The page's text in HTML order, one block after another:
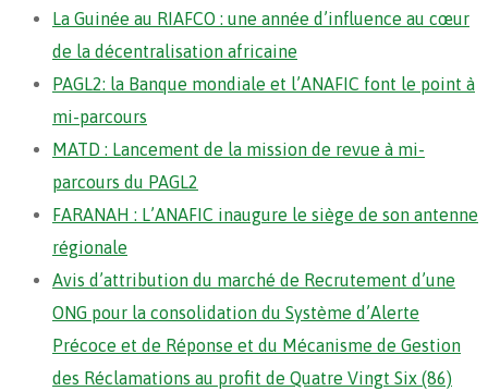
La Guinée au RIAFCO : une année d’influence au cœur
de la décentralisation africaine
PAGL2: la Banque mondiale et l’ANAFIC font le point à
mi-parcours
MATD : Lancement de la mission de revue à mi-
parcours du PAGL2
FARANAH : L’ANAFIC inaugure le siège de son antenne
régionale
Avis d’attribution du marché de Recrutement d’une
ONG pour la consolidation du Système d’Alerte
Précoce et de Réponse et du Mécanisme de Gestion
des Réclamations au profit de Quatre Vingt Six (86)